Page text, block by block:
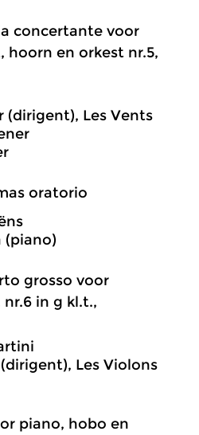
concertante voor
en orkest nr.5,
(dirigent), Les Vents
oratorio
(piano)
grosso voor
in g kl.t.,
Les Violons
piano, hobo en